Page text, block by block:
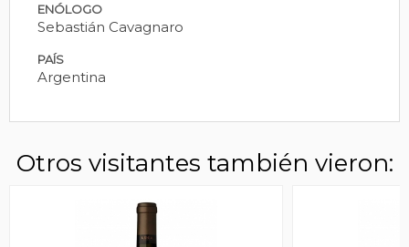
ENÓLOGO
Sebastián Cavagnaro
PAÍS
Argentina
Otros visitantes también vieron: